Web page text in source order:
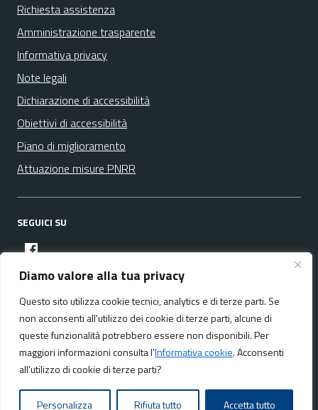
Diamo valore alla tua privacy
Questo sito utilizza cookie tecnici, analytics e di terze parti. Se
non acconsenti all'utilizzo dei cookie di terze parti, alcune di
queste funzionalità potrebbero essere non disponibili. Per
maggiori informazioni consulta l'Informativa cookie. Acconsenti
all'utilizzo di cookie di terze parti?
Personalizza Rifiuta tutto Accetta tutto
Richiesta assistenza
Amministrazione trasparente
Informativa privacy
Note legali
Dichiarazione di accessibilità
Obiettivi di accessibilità
Piano di miglioramento
Attuazione misure PNRR
SEGUICI SU
facebook
Media policy Mappa del sito
Realizzato da:NeMeA Sistemi Srl